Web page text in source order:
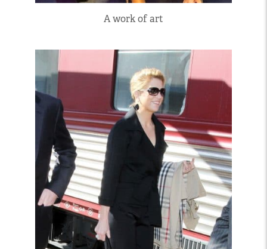
A work of art